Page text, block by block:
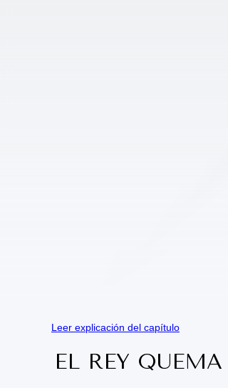
Leer explicación del capítulo
EL REY